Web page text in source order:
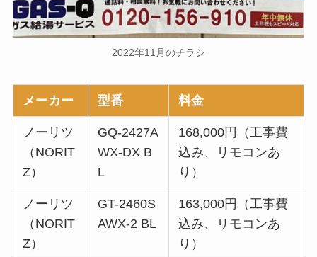
2022年11月のチラシ
メーカー 型番 料金
ノーリツ
（NORIT
Z）
GQ-2427A
WX-DX B
L
168,000円（工事費
込み、リモコンあ
り）
ノーリツ
（NORIT
Z）
GT-2460S
AWX-2 BL
163,000円（工事費
込み、リモコンあ
り）